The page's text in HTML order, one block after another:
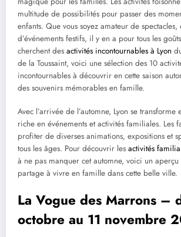
multitude de possibilités pour passer des
enfants. Que vous soyez amateur de spectacles,
d’événements festifs, il y en a pour tous les
cherchent des activités incontournables à Lyon
de la Toussaint, voici une sélection des 10
incontournables à découvrir en cette saison
des souvenirs mémorables en famille.
Avec l’arrivée de l’automne, Lyon se transforme
riche en événements et activités familiales. Les
profiter de diverses animations, expositions et
tous les âges. Pour découvrir les activités
à ne pas manquer cet automne, voici un
partage à vivre en famille dans cette belle ville.
La Vogue des Marrons –
octobre au 11 novembre